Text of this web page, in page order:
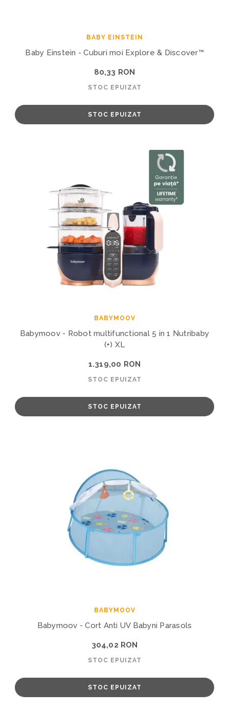
BABY EINSTEIN
Baby Einstein - Cuburi moi Explore & Discover™
80,33 RON
STOC EPUIZAT
STOC EPUIZAT
BABYMOOV
Babymoov - Robot multifunctional 5 in 1 Nutribaby
(+) XL
1.319,00 RON
STOC EPUIZAT
STOC EPUIZAT
BABYMOOV
Babymoov - Cort Anti UV Babyni Parasols
304,02 RON
STOC EPUIZAT
STOC EPUIZAT